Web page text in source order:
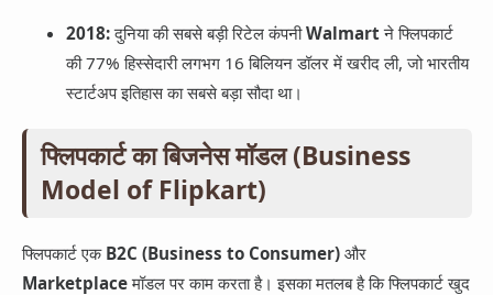
2018:दुनिया की सबसे बड़ी रिटेल कंपनीWalmartने फ्लिपकार्ट
की 77% हिस्सेदारी लगभग 16 बिलियन डॉलर में खरीद ली, जो भारतीय
स्टार्टअप इतिहास का सबसे बड़ा सौदा था।
फ्लिपकार्ट का बिजनेस मॉडल (Business
Model of Flipkart)
फ्लिपकार्ट एक B2C (Business to Consumer)और
Marketplaceमॉडल पर काम करता है। इसका मतलब है कि फ्लिपकार्ट खुद